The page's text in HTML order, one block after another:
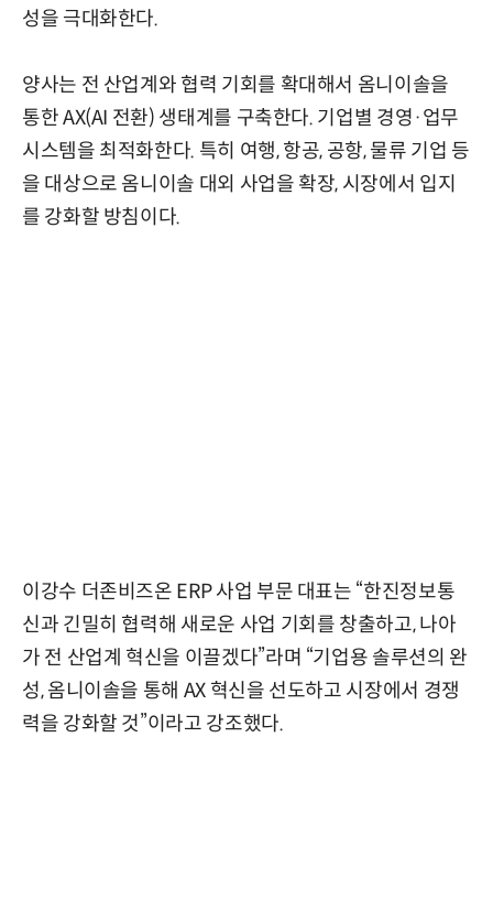
성을 극대화한다.
양사는 전 산업계와 협력 기회를 확대해서 옴니이솔을
통한 AX(AI 전환) 생태계를 구축한다. 기업별 경영·업무
시스템을 최적화한다. 특히 여행, 항공, 공항, 물류 기업 등
을 대상으로 옴니이솔 대외 사업을 확장, 시장에서 입지
를 강화할 방침이다.
이강수 더존비즈온 ERP 사업 부문 대표는 “한진정보통
신과 긴밀히 협력해 새로운 사업 기회를 창출하고, 나아
가 전 산업계 혁신을 이끌겠다”라며 “기업용 솔루션의 완
성, 옴니이솔을 통해 AX 혁신을 선도하고 시장에서 경쟁
력을 강화할 것”이라고 강조했다.